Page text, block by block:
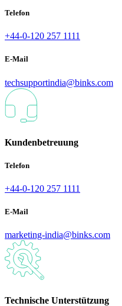
Telefon
+44-0-120 257 1111
E-Mail
techsupportindia@binks.com
Kundenbetreuung
Telefon
+44-0-120 257 1111
E-Mail
marketing-india@binks.com
Technische Unterstützung